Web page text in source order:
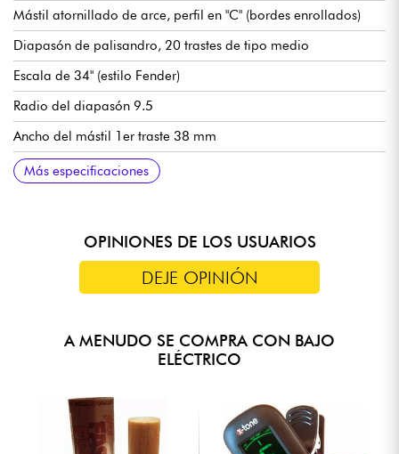
Mástil atornillado de arce, perfil en "C" (bordes enrollados)
Diapasón de palisandro, 20 trastes de tipo medio
Escala de 34" (estilo Fender)
Radio del diapasón 9.5
Ancho del mástil 1er traste 38 mm
Pastillas Sire Basic J
Volumen para cada pastilla
Tono
Puente Sire Basic Bass Bridge
Mecánicas Sire Basic Open Gear
Acabado brillante del cuerpo
Mástil satinado
Más especificaciones
OPINIONES DE LOS USUARIOS
DEJE OPINIÓN
A MENUDO SE COMPRA CON BAJO
ELÉCTRICO